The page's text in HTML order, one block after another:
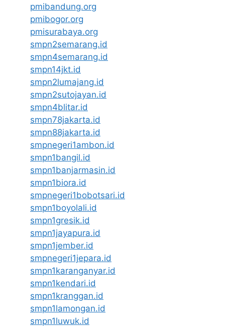
pmibandung.org
pmibogor.org
pmisurabaya.org
smpn2semarang.id
smpn4semarang.id
smpn14jkt.id
smpn2lumajang.id
smpn2sutojayan.id
smpn4blitar.id
smpn78jakarta.id
smpn88jakarta.id
smpnegeri1ambon.id
smpn1bangil.id
smpn1banjarmasin.id
smpn1biora.id
smpnegeri1bobotsari.id
smpn1boyolali.id
smpn1gresik.id
smpn1jayapura.id
smpn1jember.id
smpnegeri1jepara.id
smpn1karanganyar.id
smpn1kendari.id
smpn1kranggan.id
smpn1lamongan.id
smpn1luwuk.id